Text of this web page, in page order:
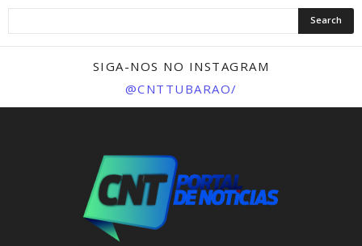
SIGA-NOS NO INSTAGRAM
@CNTTUBARAO/